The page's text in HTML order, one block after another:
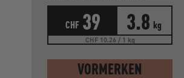
CHF 39 3.8 kg
CHF 10.26 / 1 kg
VORMERKEN